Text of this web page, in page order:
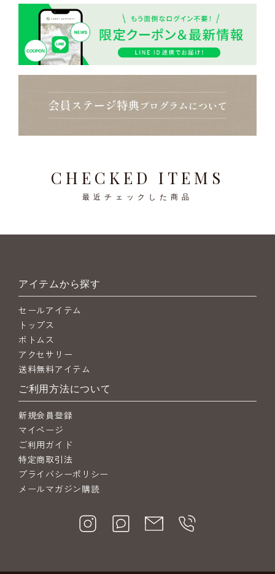
CHECKED ITEMS
最近チェックした商品
アイテムから探す
セールアイテム
トップス
ボトムス
アクセサリー
送料無料アイテム
ご利用方法について
新規会員登録
マイページ
ご利用ガイド
特定商取引法
プライバシーポリシー
メールマガジン購読